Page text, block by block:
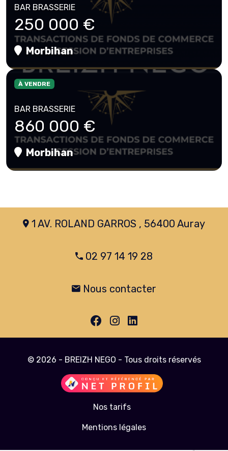
BAR BRASSERIE
250 000 €
Morbihan
À VENDRE
BAR BRASSERIE
860 000 €
Morbihan
1 AV. ROLAND GARROS , 56400 Auray
02 97 14 19 28
Nous contacter
© 2026 - BREIZH NEGO - Tous droits réservés
Nos tarifs
Mentions légales